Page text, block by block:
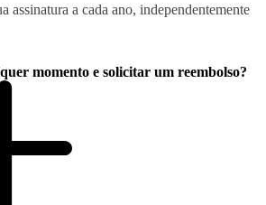
assinatura a cada ano, independentemente
momento e solicitar um reembolso?